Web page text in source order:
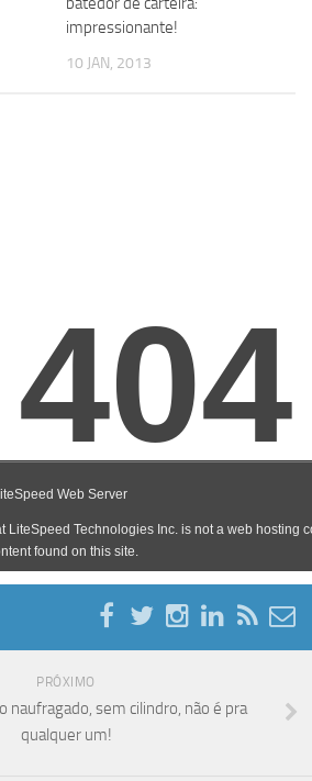
impressionante!
10 JAN, 2013
PRÓXIMO
naufragado, sem cilindro, não é pra
qualquer um!